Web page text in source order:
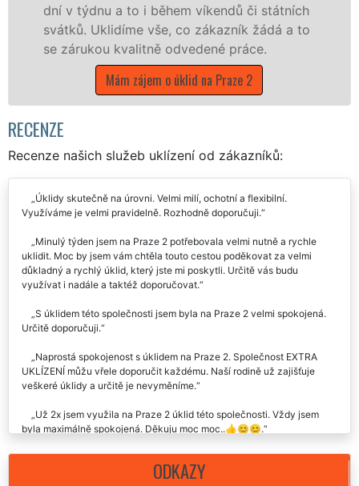
či státních
žádá a to
práce.
státní podniky, ale i
hlavním městě Praha s
Mám zájem o úklidové
RECENZE
Recenze našich služeb uklízení od zákazníků:
Úklidy skutečně na úrovni. Velmi milí, ochotní a flexibilní.
Využíváme je velmi pravidelně. Rozhodně doporučuji.
Minulý týden jsem na Praze 2 potřebovala velmi nutně a rychle
uklidit. Moc by jsem vám chtěla touto cestou poděkovat za velmi
důkladný a rychlý úklid, který jste mi poskytli. Určitě vás budu
využívat i nadále a taktéž doporučovat.
S úklidem této společnosti jsem byla na Praze 2 velmi spokojená.
Určitě doporučuji.
Naprostá spokojenost s úklidem na Praze 2. Společnost EXTRA
UKLÍZENÍ můžu vřele doporučit každému. Naší rodině už zajišťuje
veškeré úklidy a určitě je nevyměníme.
Už 2x jsem využila na Praze 2 úklid této společnosti. Vždy jsem
byla maximálně spokojená. Děkuju moc moc..👍😊😊.
Vynikající služba i zkušenost. Včera nám tato úklidová firma
zajišťovala úklid naší nemovitosti na Praze 2. Celý průběh úklidů byl
ODKAZY